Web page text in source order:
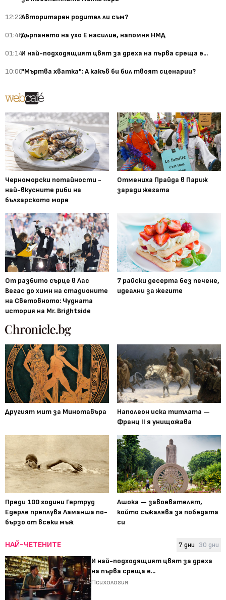
12:22Авторитарен родител ли съм?
01:46Дърпането на ухо Е насилие, напомня НМД
01:14И най-подходящият цвят за дреха на първа среща е...
10:00"Мъртва хватка": А какъв би бил твоят сценарии?
Черноморски потайности -
най-вкусните риби на
българското море
Отмениха Прайда в Париж
заради жегата
От разбито сърце в Лас
Вегас до химн на стадионите
на Световното: Чудната
история на Mr. Brightside
7 райски десерта без печене,
идеални за жегите
Другият мит за Минотавъра
Наполеон иска титлата —
Франц II я унищожава
Преди 100 години Гертруд
Едерле преплува Ламанша по-
бързо от всеки мъж
Ашока — завоевателят,
който съжалява за победата
си
НАЙ-ЧЕТЕНИТЕ 7 дни 30 дни
И най-подходящият цвят за дреха
на първа среща е...
Психология